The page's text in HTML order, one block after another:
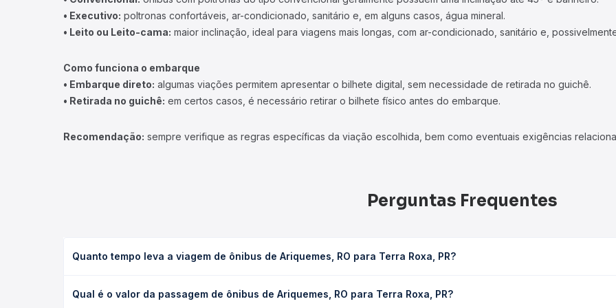
• Executivo: poltronas confortáveis, ar-condicionado, sanitário e, em alguns casos, água mineral.
• Leito ou Leito-cama: maior inclinação, ideal para viagens mais longas, com ar-condicionado, sanitário e,
Como funciona o embarque
• Embarque direto: algumas viações permitem apresentar o bilhete digital, sem necessidade de retirada no guichê.
• Retirada no guichê: em certos casos, é necessário retirar o bilhete físico antes do embarque.
Recomendação: sempre verifique as regras específicas da viação escolhida, bem como eventuais exigências
Perguntas Frequentes
Quanto tempo leva a viagem de ônibus de Ariquemes, RO para Terra Roxa, PR?
leito) e as condições de tráfego. Na Quero Passagem você consulta os horários disponíveis e vê a duração exata de
Qual é o valor da passagem de ônibus de Ariquemes, RO para Terra Roxa, PR?